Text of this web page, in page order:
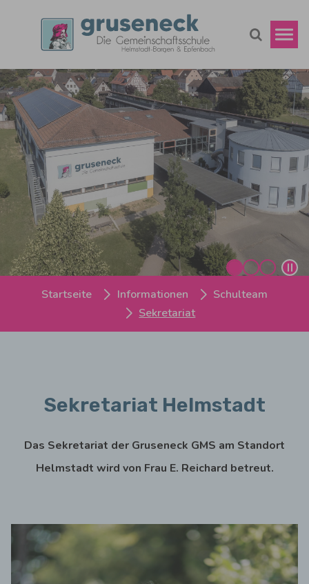
Startseite Informationen
Schulteam
Sekretariat
Sekretariat Helmstadt
Das Sekretariat der Gruseneck GMS am Standort
Helmstadt wird von Frau E. Reichard betreut.